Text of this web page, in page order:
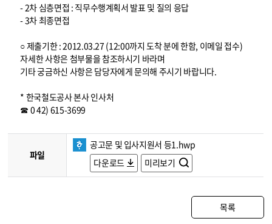
- 2차 심층면접 : 직무수행계획서 발표 및 질의 응답
- 3차 최종면접
○ 제출기한 : 2012.03.27 (12:00까지 도착 분에 한함, 이메일 접수)
자세한 사항은 첨부물을 참조하시기 바라며
기타 궁금하신 사항은 담당자에게 문의해 주시기 바랍니다.
* 한국철도공사 본사 인사처
☎ 0 42) 615-3699
파일
공고문 및 입사지원서 등1.hwp
다운로드
미리보기
목록